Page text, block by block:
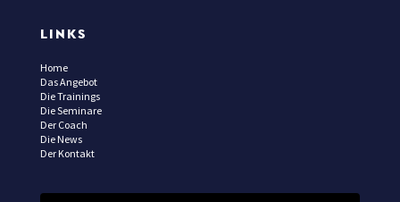
LINKS
Home
Das Angebot
Die Trainings
Die Seminare
Der Coach
Die News
Der Kontakt